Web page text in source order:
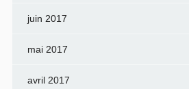
juin 2017
mai 2017
avril 2017